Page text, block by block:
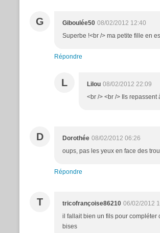
G Giboulée50 08/02/2012 12:40
Superbe !<br /> ma petite fille en
Répondre
L Lilou 08/02/2012 22:09
<br /> <br /> Ils repassent
D Dorothée 08/02/2012 06:26
oups, pas les yeux en face des
Répondre
T tricofrançoise86210 06/02/2012
il fallait bien un fils pour compléter
bises